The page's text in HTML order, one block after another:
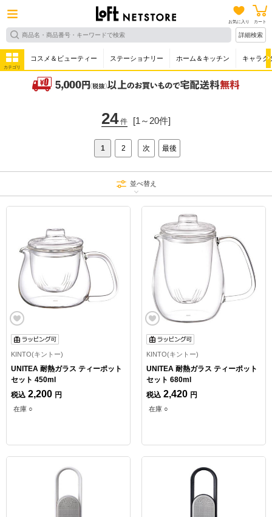
お気に入り カート
詳細検索
カテゴリ
コスメ＆ビューティー ステーショナリー ホーム＆キッチン キャラク
24件 [1～20件]
1 2 次 最後
並べ替え
KINTO(キントー)
UNITEA 耐熱ガラス ティーポット
セット 450ml
税込 2,200 円
在庫 ○
KINTO(キントー)
UNITEA 耐熱ガラス ティーポット
セット 680ml
税込 2,420 円
在庫 ○